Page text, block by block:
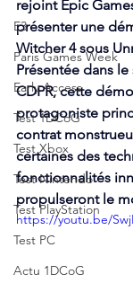
E3
Paris Games Week
Early Access
Test 1DCoG
Test Xbox
Test Nintendo
Test PlayStation
Test PC
Actu 1DCoG
rejoint Epic
présenter une
Witcher 4 sous
Présentée dans
CDPR, cette
protagoniste
contrat
certaines des
fonctionnalités
propulseront le
https://youtu.be/